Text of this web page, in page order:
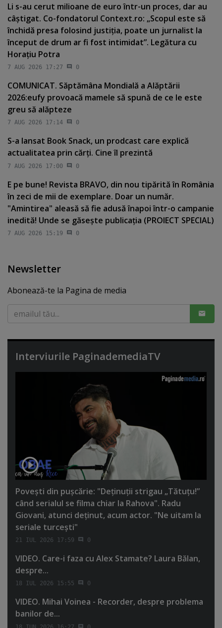
Li s-au cerut milioane de euro într-un proces, dar au
câştigat. Co-fondatorul Context.ro: „Scopul este să
închidă presa folosind justiţia, poate un jurnalist la
început de drum ar fi fost intimidat”. Legătura cu
Horaţiu Potra
7 AUG 2026 17:27 0
COMUNICAT. Săptămâna Mondială a Alăptării
2026:eufy provoacă mamele să spună de ce le este
greu să alăpteze
7 AUG 2026 17:14 0
S-a lansat Book Snack, un prodcast care explică
actualitatea prin cărţi. Cine îl prezintă
7 AUG 2026 17:00 0
E pe bune! Revista BRAVO, din nou tipărită în România
în zeci de mii de exemplare. Doar un număr.
"Amintirea" aleasă să fie adusă înapoi într-o campanie
inedită! Unde se găseşte publicaţia (PROIECT SPECIAL)
7 AUG 2026 15:19 0
Newsletter
Abonează-te la Pagina de media
Interviurile PaginademediaTV
Poveşti din puşcărie: "Deţinuţii strigau „Tătuţu!”
când serialul se filma chiar la Rahova". Radu
Giovani, atunci deţinut, acum actor. "Ne uitam la
seriale turceşti"
21 IUL 2026 17:59 0
VIDEO. Care-i faza cu Alex Stamate? Laura Bălan,
despre...
18 IUL 2026 15:55 0
VIDEO. Mihai Voinea - Recorder, despre problema
banilor de...